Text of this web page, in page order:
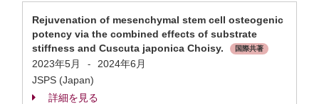
Rejuvenation of mesenchymal stem cell osteogenic
potency via the combined effects of substrate
stiffness and Cuscuta japonica Choisy.
国際共著
2023年5月 -
2024年6月
JSPS (Japan)
詳細を見る